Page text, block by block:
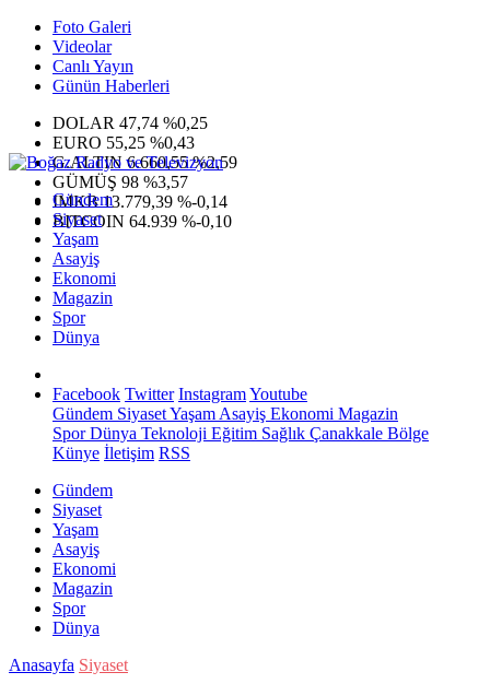
Foto Galeri
Videolar
Canlı Yayın
Günün Haberleri
DOLAR 47,74 %0,25
EURO 55,25 %0,43
G.ALTIN6.660,55 %2,59
GÜMÜŞ 98 %3,57
IMKB13.779,39 %-0,14
BITCOIN 64.939 %-0,10
Gündem
Siyaset
Yaşam
Asayiş
Ekonomi
Magazin
Spor
Dünya
Facebook Twitter InstagramYoutube
Gündem SiyasetYaşam Asayiş Ekonomi Magazin
SporDünya Teknoloji Eğitim Sağlık Çanakkale Bölge
Künye İletişim RSS
Gündem
Siyaset
Yaşam
Asayiş
Ekonomi
Magazin
Spor
Dünya
Anasayfa Siyaset